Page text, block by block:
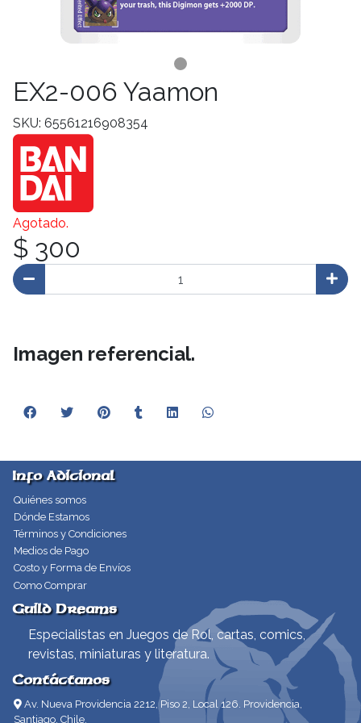
EX2-006 Yaamon
SKU: 65561216908354
Agotado.
$ 300
Imagen referencial.
Info Adicional
Quiénes somos
Dónde Estamos
Términos y Condiciones
Medios de Pago
Costo y Forma de Envíos
Como Comprar
Guild Dreams
Especialistas en Juegos de Rol, cartas, comics,
revistas, miniaturas y literatura.
Contáctanos
Av. Nueva Providencia 2212, Piso 2, Local 126. Providencia,
Santiago, Chile.